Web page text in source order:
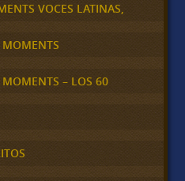
VOCES LATINAS,
– LOS 60